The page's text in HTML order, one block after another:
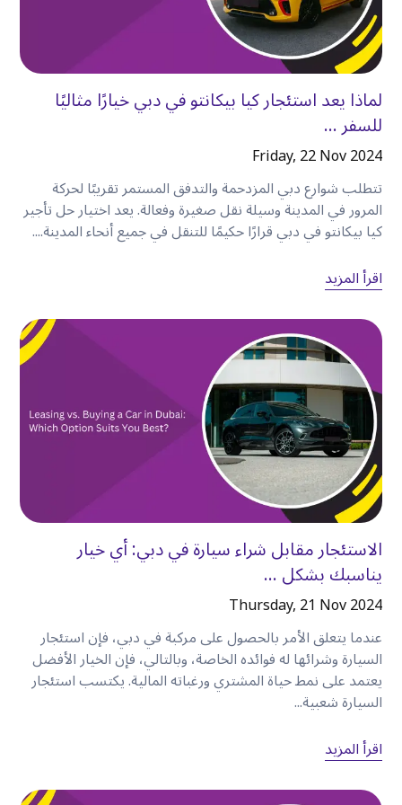
•شارع الشيخ زايد.
•عود ميثا.
•بر دبي.
• داون تاون دبي.
•مطار دبي الدولي.
سواء كنت في دبي للعمل أو الترفيه، فإن الإقامة في
الكرامة تتيح لك الوصول إلى كل أرجاء المدينة تقريبًا
بسهولة.
حوّل رحلة واحدة إلى يوم كامل من المغامرة
تتمثل إحدى أكبر مزايا استئجار سيارة في حرية زيارة
العديد من المعالم السياحية دون القلق بشأن التنقل
بينها.
على سبيل المثال،قد يبدو يومك كما يلي
الصباح
ابدأ يومك بتناول وجبة الإفطار في الكرامة قبل التوجه
بالسيارة إلى حي الفهيدي التاريخي لاستكشاف التراث
الثقافي لدبي.
بعد الظهر
تابع طريقك إلى داون تاون دبي، حيث يمكنك قضاء
الوقت في التسوق أو زيارة برج خليفة أو الاستمتاع بدبي
مول.
المساء
توجه إلى مرسى دبي لتناول العشاء على الواجهة البحرية
قبل العودة براحة إلى مكان إقامتك.
غالبًا ما تستغرق محاولة إكمال نفس مسار الرحلة
باستخدام سيارات الأجرة أو وسائل النقل العام وقتًا
أطول وتتطلب تخطيطًا دقيقًا
اكتشف ما هو أكثر من المعالم السياحية الشهيرة
تزخر دبي بالعديد من المعالم السياحية الشهيرة، لكن
لماذا يعد استئجار كيا بيكانتو في دبي خيارًا مثاليًا
للسفر ...
Friday, 22 Nov 2024
تتطلب شوارع دبي المزدحمة والتدفق المستمر تقريبًا لحركة
المرور في المدينة وسيلة نقل صغيرة وفعالة. يعد اختيار حل تأجير
كيا بيكانتو في دبي قرارًا حكيمًا للتنقل في جميع أنحاء المدينة....
اقرأ المزيد
الاستئجار مقابل شراء سيارة في دبي: أي خيار
يناسبك بشكل ...
Thursday, 21 Nov 2024
عندما يتعلق الأمر بالحصول على مركبة في دبي، فإن استئجار
السيارة وشرائها له فوائده الخاصة، وبالتالي، فإن الخيار الأفضل
يعتمد على نمط حياة المشتري ورغباته المالية. يكتسب استئجار
السيارة شعبية...
اقرأ المزيد